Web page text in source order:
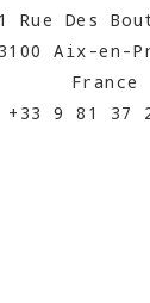
Rue Des
Aix-en-
France
+33 9 81 37